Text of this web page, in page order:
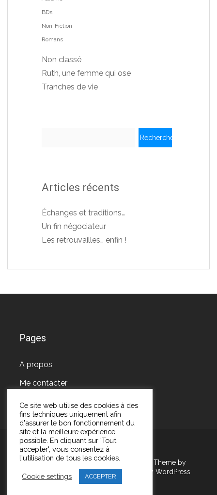
BDs
Non-Fiction
Romans
Non classé
Ruth, une femme qui ose
Tranches de vie
Articles récents
Échanges et traditions…
Un fin négociateur
Les retrouvailles… enfin !
Pages
A propos
Me contacter
Copyright Les pépites de Marie 2026
| Theme by
| Proudly powered by WordPress
Ce site web utilise des cookies à des
fins techniques uniquement afin
d'assurer le bon fonctionnement du
site et la meilleure expérience
possible. En cliquant sur 'Tout
accepter', vous consentez à
l'utilisation de tous les cookies.
Cookie settings ACCEPTER